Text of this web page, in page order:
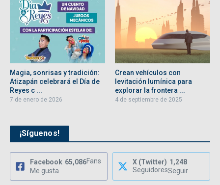
Magia, sonrisas y tradición:
Atizapán celebrará el Día de
Reyes c ...
7 de enero de 2026
Crean vehículos con
levitación lumínica para
explorar la frontera ...
4 de septiembre de 2025
¡Síguenos!
Facebook 65,086Fans
Me gusta
X (Twitter) 1,248
SeguidoresSeguir